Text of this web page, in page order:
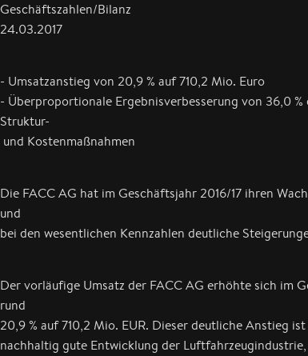
Geschäftszahlen/Bilanz
24.03.2017
- Umsatzanstieg von 20,9 % auf 710,2 Mio. Euro
- Überproportionale Ergebnisverbesserung von 36,0
Struktur-
und Kostenmaßnahmen
Die FACC AG hat im Geschäftsjahr 2016/17 ihren
und
bei den wesentlichen Kennzahlen deutliche
Der vorläufige Umsatz der FACC AG erhöhte sich im
rund
20,9 % auf 710,2 Mio. EUR. Dieser deutliche Anstieg
nachhaltig gute Entwicklung der